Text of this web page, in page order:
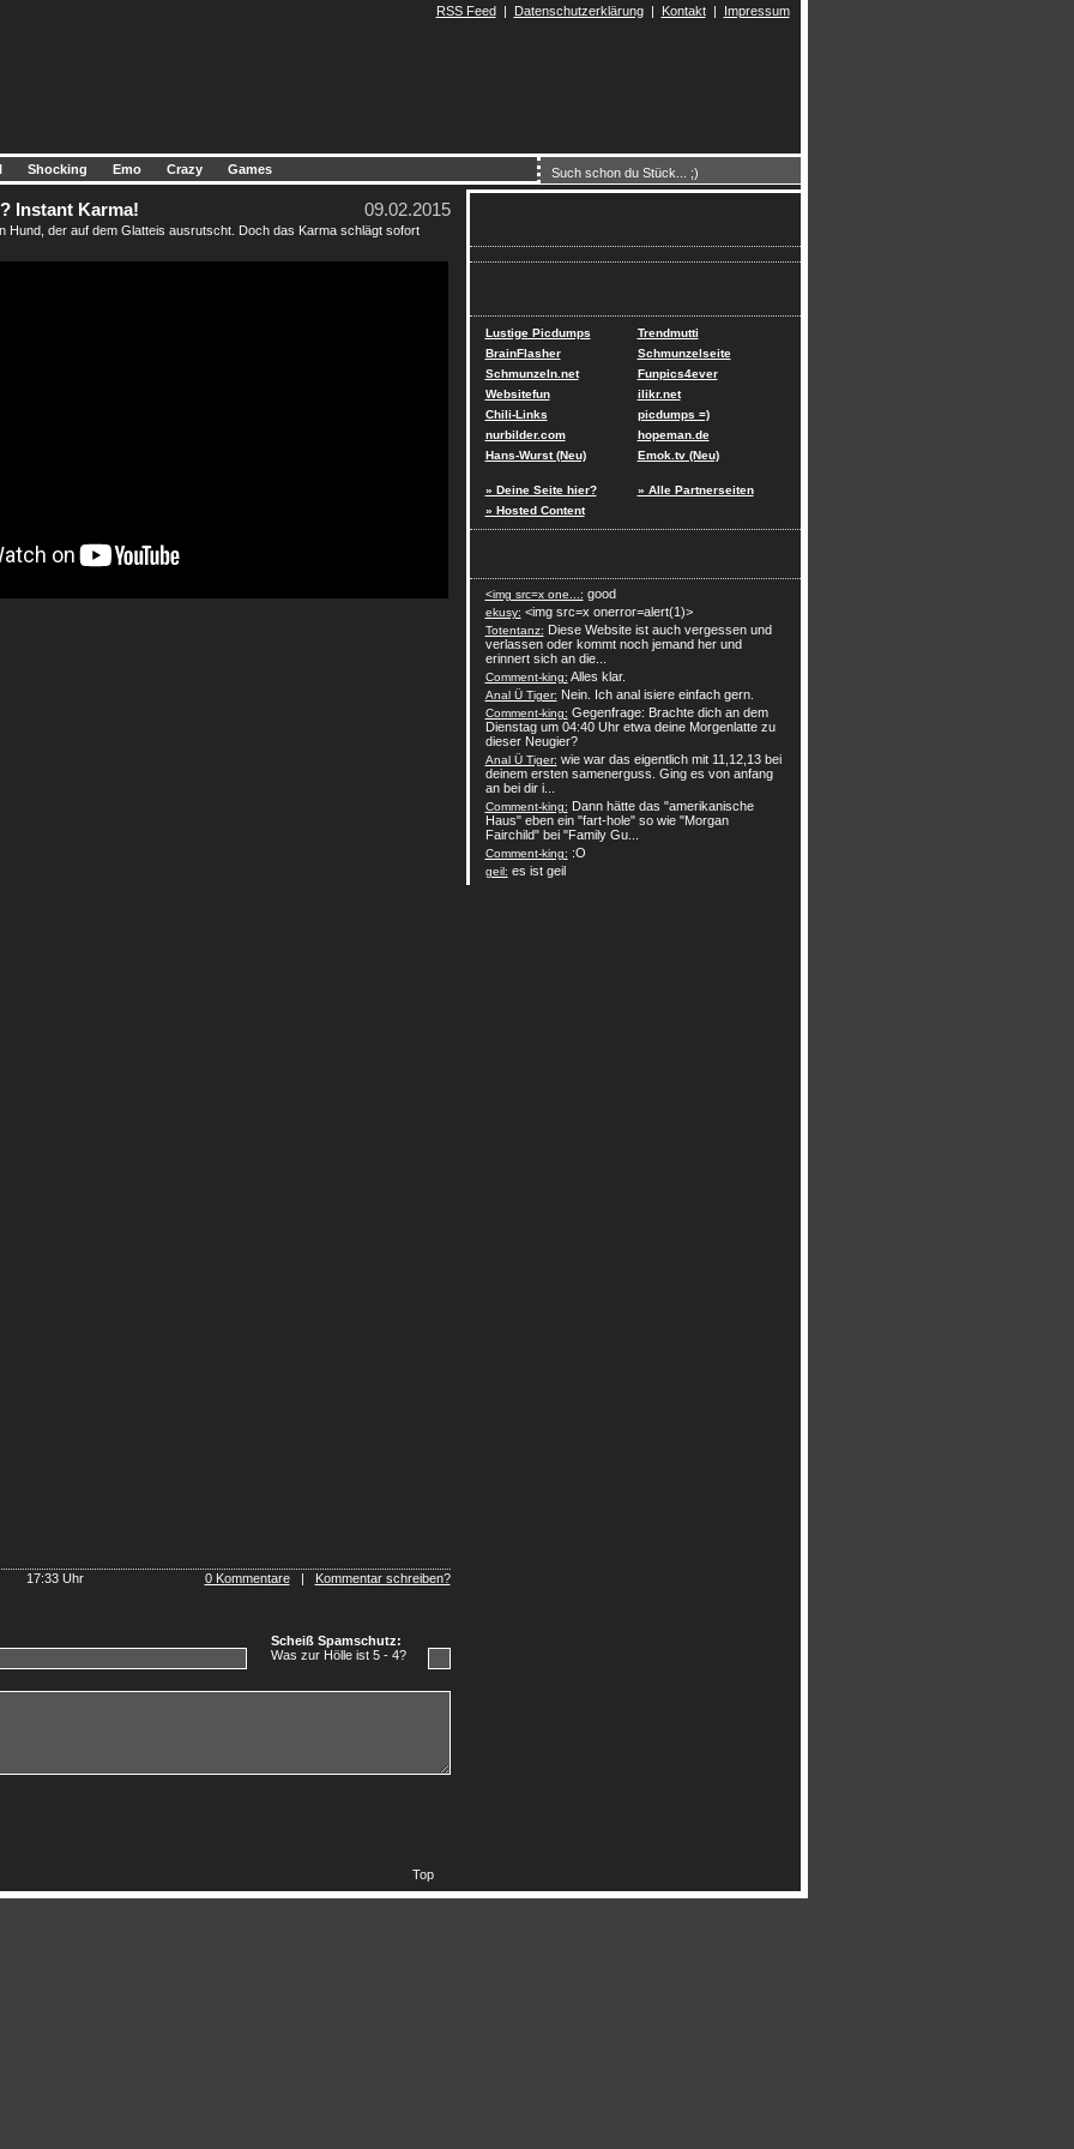
RSS Feed| Datenschutzerklärung| Kontakt| Impressum
Shocking Emo Crazy Games
09.02.2015
Instant Karma!
Hund, der auf dem Glatteis ausrutscht. Doch das Karma schlägt sofort
0 Kommentare| Kommentar schreiben?
17:33 Uhr
Scheiß Spamschutz:
Was zur Hölle ist 5 - 4?
Top
Lustige Picdumps
Trendmutti
BrainFlasher
Schmunzelseite
Schmunzeln.net
Funpics4ever
Websitefun
ilikr.net
Chili-Links
picdumps =)
nurbilder.com
hopeman.de
Hans-Wurst (Neu)
Emok.tv (Neu)
» Deine Seite hier?
» Hosted Content
» Alle Partnerseiten
<img src=x one...: good
ekusy: <img src=x onerror=alert(1)>
Totentanz: Diese Website ist auch vergessen und
verlassen oder kommt noch jemand her und
erinnert sich an die...
Comment-king: Alles klar.
Anal Ü Tiger: Nein. Ich anal isiere einfach gern.
Comment-king: Gegenfrage: Brachte dich an dem
Dienstag um 04:40 Uhr etwa deine Morgenlatte zu
dieser Neugier?
Anal Ü Tiger: wie war das eigentlich mit 11,12,13 bei
deinem ersten samenerguss. Ging es von anfang
an bei dir i...
Comment-king: Dann hätte das "amerikanische
Haus" eben ein "fart-hole" so wie "Morgan
Fairchild" bei "Family Gu...
Comment-king: :O
geil: es ist geil